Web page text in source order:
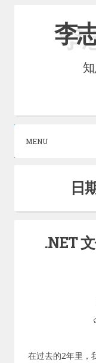
李
MENU
日
.NET
在过去的2年里，